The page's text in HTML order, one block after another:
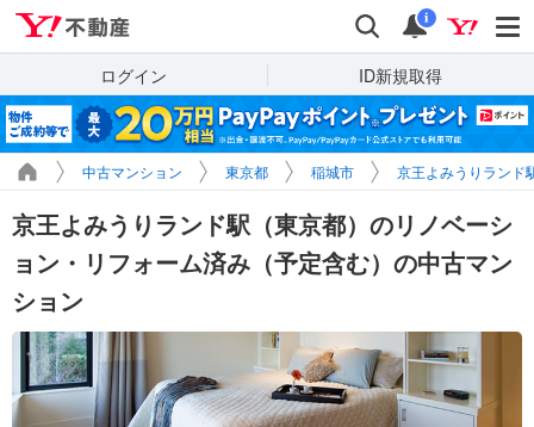
検索 通知
i
ログイン ID新規取得
中古マンション 東京都 稲城市 京王よみうりランド
京王よみうりランド駅（東京都）のリノベーシ
ョン・リフォーム済み（予定含む）の中古マン
ション